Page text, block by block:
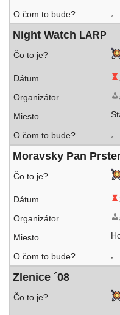
,
Night Watch LARP
,
Moravsky Pan
,
Zlenice ´08